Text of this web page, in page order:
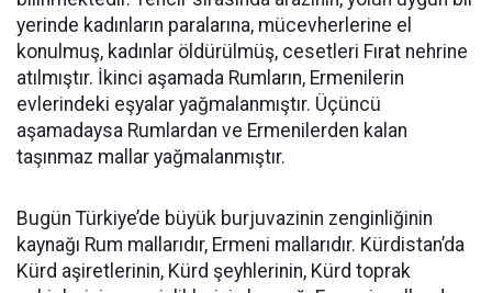
yerinde kadınların paralarına, mücevherlerine el
konulmuş, kadınlar öldürülmüş, cesetleri Fırat nehrine
atılmıştır. İkinci aşamada Rumların, Ermenilerin
evlerindeki eşyalar yağmalanmıştır. Üçüncü
aşamadaysa Rumlardan ve Ermenilerden kalan
taşınmaz mallar yağmalanmıştır.
Bugün Türkiye’de büyük burjuvazinin zenginliğinin
kaynağı Rum mallarıdır, Ermeni mallarıdır. Kürdistan’da
Kürd aşiretlerinin, Kürd şeyhlerinin, Kürd toprak